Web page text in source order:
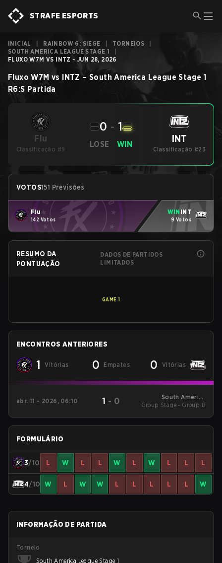
STRAFE ESPORTS
INICIAL RAINBOW 6: SIEGE TORNEIOS
SOUTH AMERICA LEAGUE STAGE 1
FLUXO W7M VS INTZ - JUN 28, 2026
Fluxo W7M vs INTZ –South America League Stage 1
R6:S Partida
Flu
Classificação #9
LOSE
0 - 1
WIN INT
Classificação #23
VOTOS151 Previsões
Flu
142 Votos
WIN INT
9 Votos
RESUMO DA
PONTUAÇÃO
DADOS DE PARTIDOS
LIMITADOS
GAME 1
ENCONTROS ANTERIORES
1 Vitórias 0 Empates 0 Vitórias
abr. 11 - 2026, 06:10 1 - 0
South America
League - South
Group Stage - Group B
FORMULÁRIO
3/10 L W L L W L W L L L
4/10 W L W W L L L L L W
INFORMAÇÃO DE PARTIDA
Torneio
South America League Stage 1